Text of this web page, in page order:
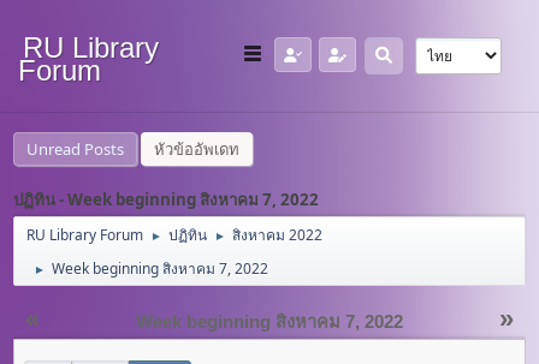
RU Library
Forum
Unread Posts หัวข้ออัพเดท
ปฏิทิน - Week beginning สิงหาคม 7, 2022
RU Library Forum ► ปฏิทิน ► สิงหาคม 2022
► Week beginning สิงหาคม 7, 2022
« »
Week beginning สิงหาคม 7, 2022